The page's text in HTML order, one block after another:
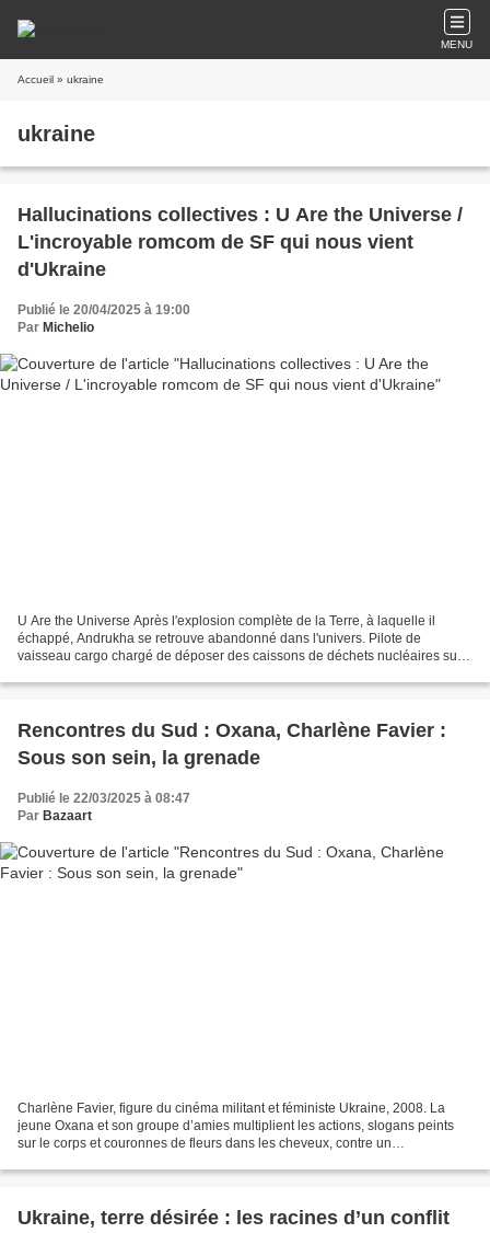
MENU
Accueil » ukraine
ukraine
Hallucinations collectives : U Are the Universe /
L'incroyable romcom de SF qui nous vient
d'Ukraine
Publié le 20/04/2025 à 19:00
Par Michelio
U Are the Universe Après l'explosion complète de la Terre, à laquelle il
échappé, Andrukha se retrouve abandonné dans l'univers. Pilote de
vaisseau cargo chargé de déposer des caissons de déchets nucléaires sur
Rencontres du Sud : Oxana, Charlène Favier :
Sous son sein, la grenade
Publié le 22/03/2025 à 08:47
Par Bazaart
Charlène Favier, figure du cinéma militant et féministe Ukraine, 2008. La
jeune Oxana et son groupe d’amies multiplient les actions, slogans peints
sur le corps et couronnes de fleurs dans les cheveux, contre un
Ukraine, terre désirée : les racines d’un conflit